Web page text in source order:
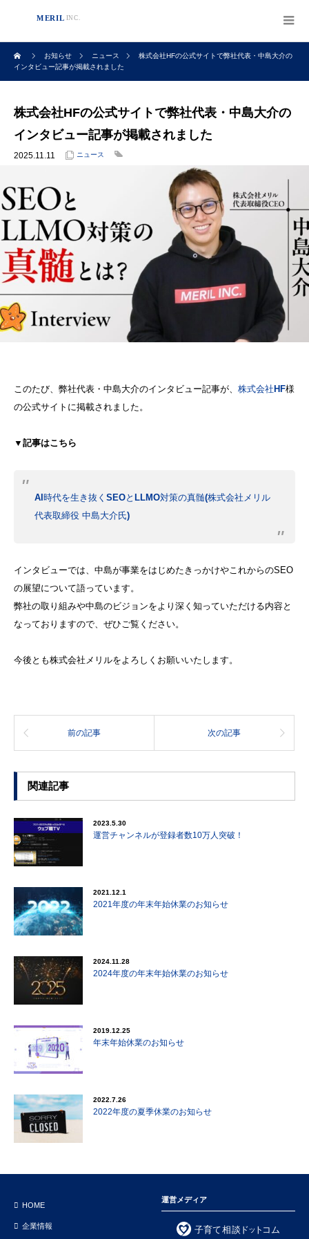
お知らせ ニュース
株式会社HFの公式サイトで弊社代表・中島大介の
インタビュー記事が掲載されました
株式会社HFの公式サイトで弊社代表・中島大介の
インタビュー記事が掲載されました
2025.11.11 ニュース
このたび、弊社代表・中島大介のインタビュー記事が、 株式会社HF様
の公式サイトに掲載されました。
▼記事はこちら
AI時代を生き抜くSEOとLLMO対策の真髄(株式会社メリル
代表取締役 中島大介氏)
インタビューでは、中島が事業をはじめたきっかけやこれからのSEO
の展望について語っています。
弊社の取り組みや中島のビジョンをより深く知っていただける内容と
なっておりますので、ぜひご覧ください。
今後とも株式会社メリルをよろしくお願いいたします。
前の記事 次の記事
関連記事
2023.5.30
運営チャンネルが登録者数10万人突破！
2021.12.1
2021年度の年末年始休業のお知らせ
2024.11.28
2024年度の年末年始休業のお知らせ
2019.12.25
年末年始休業のお知らせ
2022.7.26
2022年度の夏季休業のお知らせ
HOME
企業情報
運営メディア